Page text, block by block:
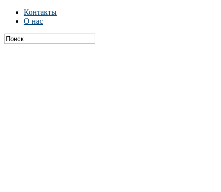
Контакты
О нас